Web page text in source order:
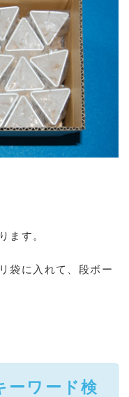
ます。
袋に入れて、段ボー
ーワード検